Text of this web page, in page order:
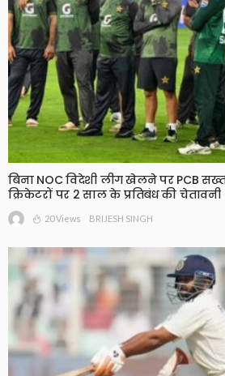
बिना NOC विदेशी लीग खेलने पर PCB
क्रिकेटरों पर 2 साल के प्रतिबंध की चेतावनी
20 Views BRIJESH SINGH